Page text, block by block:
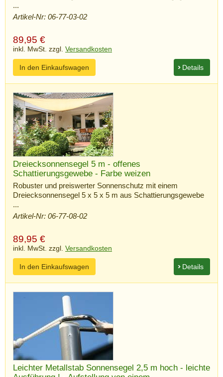
...
Artikel-Nr: 06-77-03-02
89,95 €
inkl. MwSt. zzgl. Versandkosten
Details
In den Einkaufswagen
Dreiecksonnensegel 5 m - offenes
Schattierungsgewebe - Farbe weizen
Robuster und preiswerter Sonnenschutz mit einem
Dreiecksonnensegel 5 x 5 x 5 m aus Schattierungsgewebe
...
Artikel-Nr: 06-77-08-02
89,95 €
inkl. MwSt. zzgl. Versandkosten
Details
In den Einkaufswagen
Leichter Metallstab Sonnensegel 2,5 m hoch - leichte